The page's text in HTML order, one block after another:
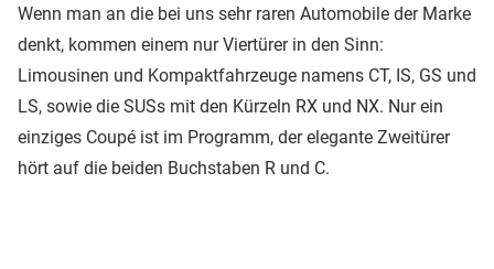
Wenn man an die bei uns sehr raren Automobile der Marke
denkt, kommen einem nur Viertürer in den Sinn:
Limousinen und Kompaktfahrzeuge namens CT, IS, GS und
LS, sowie die SUSs mit den Kürzeln RX und NX. Nur ein
einziges Coupé ist im Programm, der elegante Zweitürer
hört auf die beiden Buchstaben R und C.